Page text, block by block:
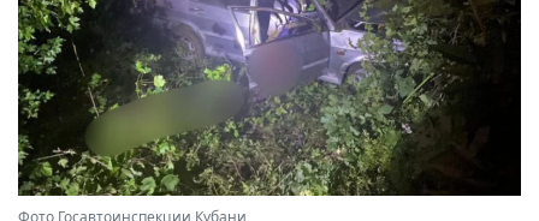
Фото Госавтоинспекции Кубани